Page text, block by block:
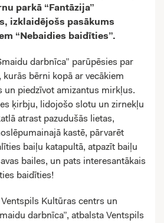
parkā “Fantāzija”
izklaidējošs pasākums
“Nebaidies baidīties”.
darbnīca” parūpēsies par
bērni kopā ar vecākiem
un piedzīvot amizantus mirkļus.
ķirbju, lidojošo slotu un zirnekļu
atrast pazudušās lietas,
kastē, pārvarēt
baiļu katapultā, atpazīt baiļu
bailes, un pats interesantākais
baidīties!
Kultūras centrs un
darbnīca”, atbalsta Ventspils